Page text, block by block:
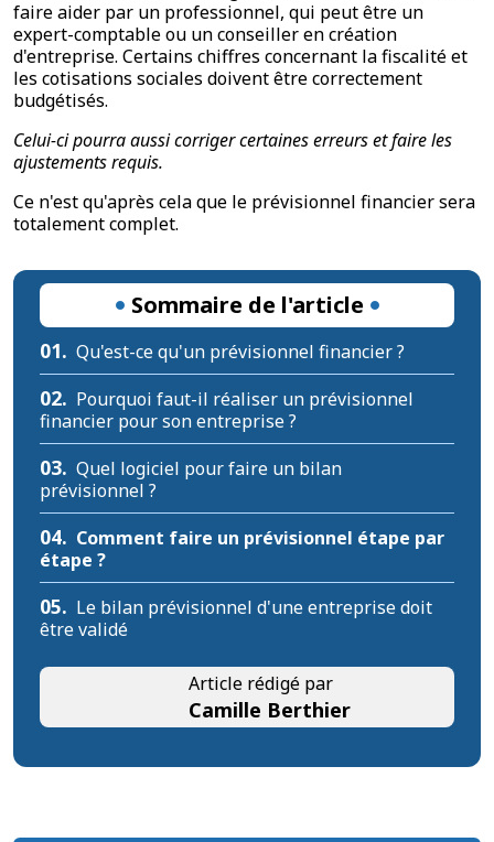
faire aider par un professionnel, qui peut être un
expert-comptable ou un conseiller en création
d'entreprise. Certains chiffres concernant la fiscalité et
les cotisations sociales doivent être correctement
budgétisés.
Celui-ci pourra aussi corriger certaines erreurs et faire les
ajustements requis.
Ce n'est qu'après cela que le prévisionnel financier sera
totalement complet.
Sommaire de l'article
01. Qu'est-ce qu'un prévisionnel financier ?
02. Pourquoi faut-il réaliser un prévisionnel
financier pour son entreprise ?
03. Quel logiciel pour faire un bilan
prévisionnel ?
04. Comment faire un prévisionnel étape par
étape ?
05. Le bilan prévisionnel d'une entreprise doit
être validé
Article rédigé par
Camille Berthier